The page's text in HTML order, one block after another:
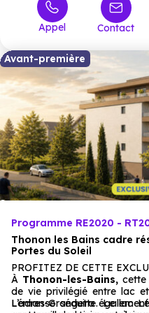
Appel Contact
Avant-première
Programme RE2020 -
Thonon les Bains cadre
Portes du Soleil
PROFITEZ DE CETTE
À Thonon-les-Bains, cette
de vie privilégié entre lac
Léman-Grangette. Le lac
L’adresse séduira